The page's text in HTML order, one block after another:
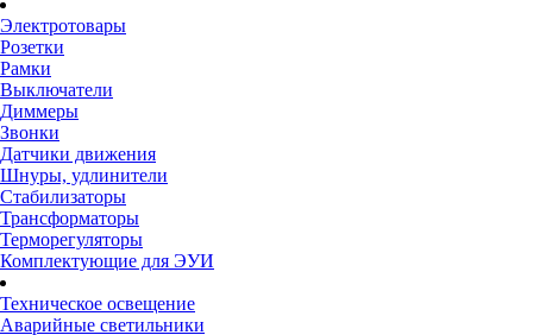
Электротовары
Розетки
Рамки
Выключатели
Диммеры
Звонки
Датчики движения
Шнуры, удлинители
Стабилизаторы
Трансформаторы
Терморегуляторы
Комплектующие для ЭУИ
Техническое освещение
Аварийные светильники